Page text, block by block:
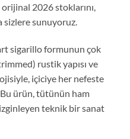
2026 stoklarını,
sizlere sunuyoruz.
sigarillo formunun çok
rustik yapısı ve
içiciye her nefeste
ürün, tütünün ham
teknik bir sanat